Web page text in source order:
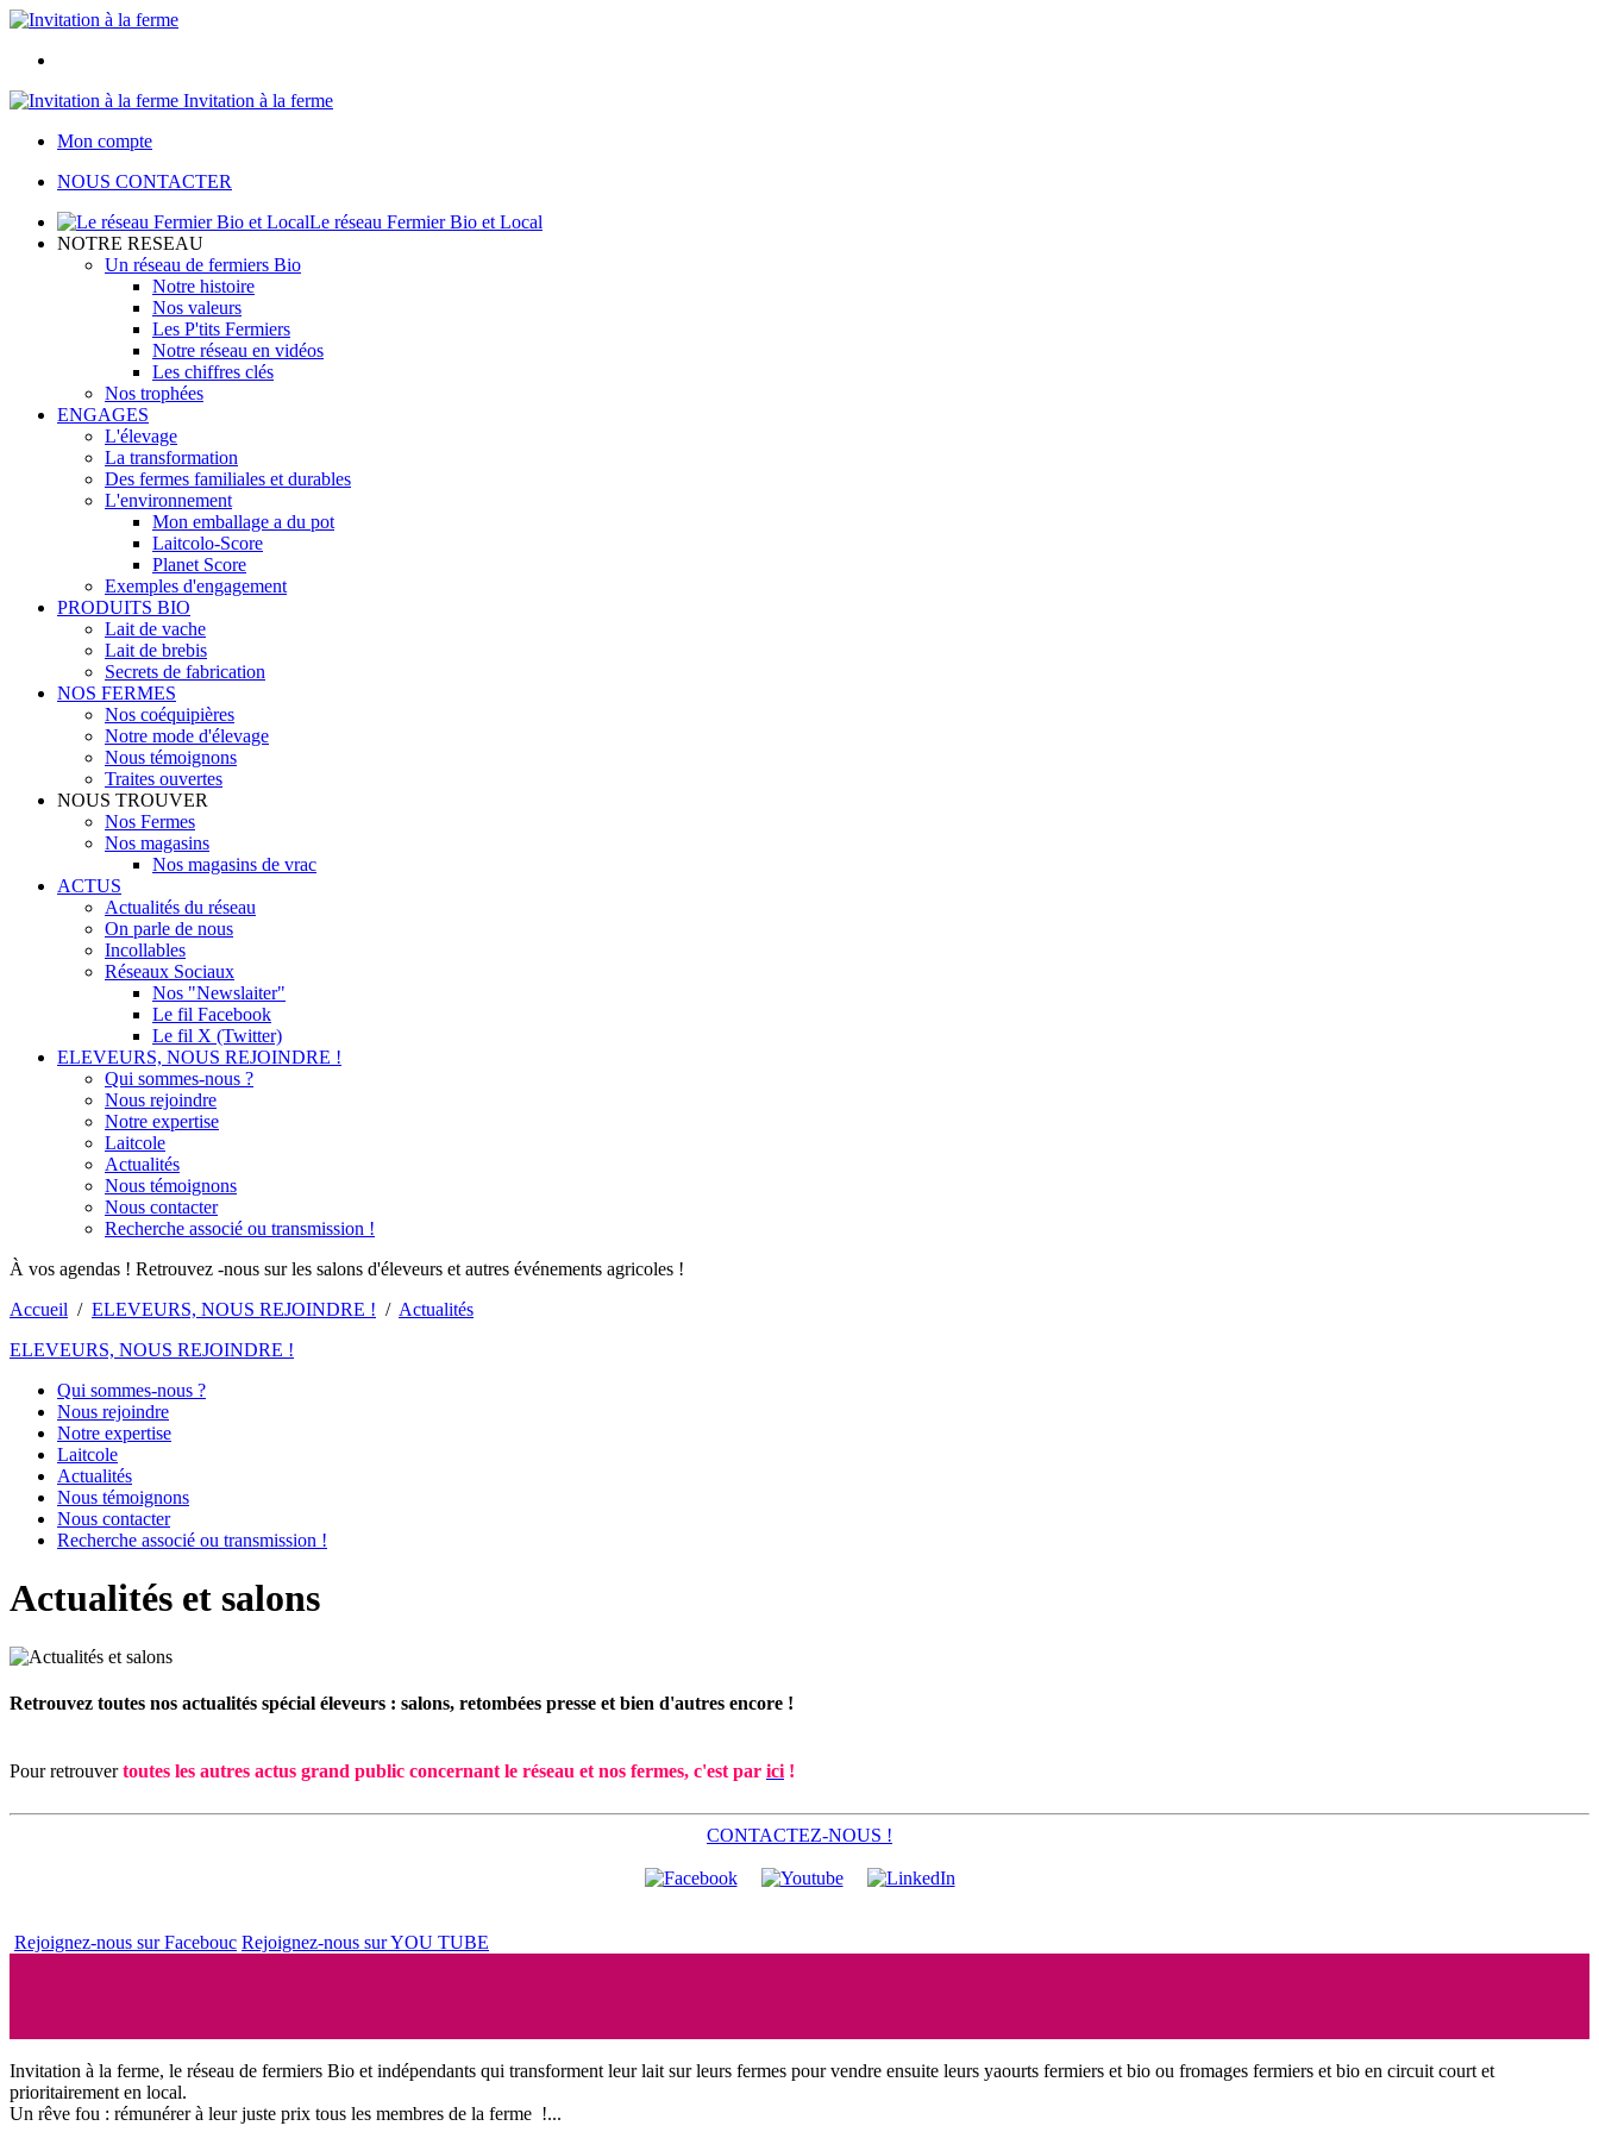
Invitation à la ferme
Mon compte
NOUS CONTACTER
Le réseau Fermier Bio et Local
NOTRE RESEAU
Un réseau de fermiers Bio
Notre histoire
Nos valeurs
Les P'tits Fermiers
Notre réseau en vidéos
Les chiffres clés
Nos trophées
ENGAGES
L'élevage
La transformation
Des fermes familiales et durables
L'environnement
Mon emballage a du pot
Laitcolo-Score
Planet Score
Exemples d'engagement
PRODUITS BIO
Lait de vache
Lait de brebis
Secrets de fabrication
NOS FERMES
Nos coéquipières
Notre mode d'élevage
Nous témoignons
Traites ouvertes
NOUS TROUVER
Nos Fermes
Nos magasins
Nos magasins de vrac
ACTUS
Actualités du réseau
On parle de nous
Incollables
Réseaux Sociaux
Nos "Newslaiter"
Le fil Facebook
Le fil X (Twitter)
ELEVEURS, NOUS REJOINDRE !
Qui sommes-nous ?
Nous rejoindre
Notre expertise
Laitcole
Actualités
Nous témoignons
Nous contacter
Recherche associé ou transmission !
À vos agendas ! Retrouvez -nous sur les salons d'éleveurs et autres événements agricoles !
Accueil / ELEVEURS, NOUS REJOINDRE ! / Actualités
ELEVEURS, NOUS REJOINDRE !
Qui sommes-nous ?
Nous rejoindre
Notre expertise
Laitcole
Actualités
Nous témoignons
Nous contacter
Recherche associé ou transmission !
Actualités et salons
Retrouvez toutes nos actualités spécial éleveurs : salons, retombées presse et bien d'autres encore !
Pour retrouvertoutes les autres actus grand public concernant le réseau et nos fermes, c'est par ici!
CONTACTEZ-NOUS !
Rejoignez-nous sur Facebouc Rejoignez-nous sur YOU TUBE
Invitation à la ferme, le réseau de fermiers Bio et indépendants qui transforment leur lait sur leurs fermes pour vendre ensuite leurs yaourts fermiers et bio ou fromages fermiers et bio en circuit court et
prioritairement en local.
Un rêve fou : rémunérer à leur juste prix tous les membres de la ferme !...